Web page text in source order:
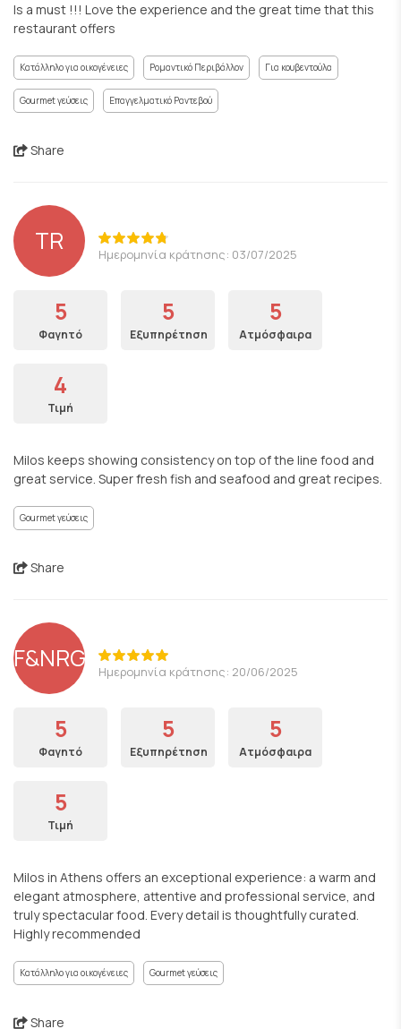
Is a must !!! Love the experience and the great time that this
restaurant offers
Κατάλληλο για οικογένειες Ρομαντικό Περιβάλλον Για κουβεντούλα
Gourmet γεύσεις Επαγγελματικό Ραντεβού
Share
TR Ημερομηνία κράτησης: 03/07/2025
5
Φαγητό
5
Εξυπηρέτηση
5
Ατμόσφαιρα
4
Τιμή
Milos keeps showing consistency on top of the line food and
great service. Super fresh fish and seafood and great recipes.
Gourmet γεύσεις
Share
F&NRGCRΗμερομηνία κράτησης: 20/06/2025
5
Φαγητό
5
Εξυπηρέτηση
5
Ατμόσφαιρα
5
Τιμή
Milos in Athens offers an exceptional experience: a warm and
elegant atmosphere, attentive and professional service, and
truly spectacular food. Every detail is thoughtfully curated.
Highly recommended
Κατάλληλο για οικογένειες Gourmet γεύσεις
Share